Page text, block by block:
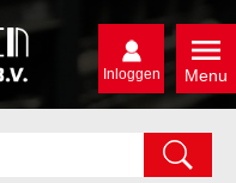
Menu
Inloggen